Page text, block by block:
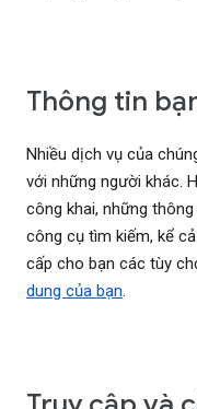
Thông tin
Nhiều dịch vụ của
với những người khác.
công khai, những
công cụ tìm kiếm, kể
cấp cho bạn các tùy
dung của bạn.